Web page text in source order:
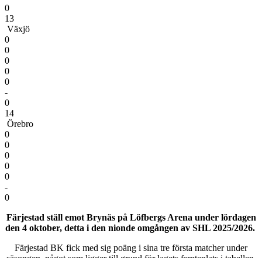
0
13
Växjö
0
0
0
0
0
-
0
14
Örebro
0
0
0
0
0
-
0
Färjestad ställ emot Brynäs på Löfbergs Arena under lördagen
den 4 oktober, detta i den nionde omgången av SHL 2025/2026.
Färjestad BK fick med sig poäng i sina tre första matcher under